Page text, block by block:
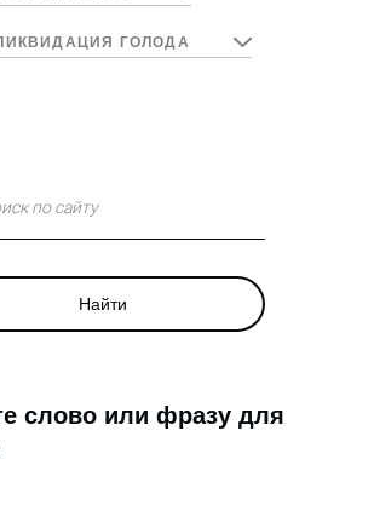
ГОЛОДА
по сайту
Найти
слово или фразу для